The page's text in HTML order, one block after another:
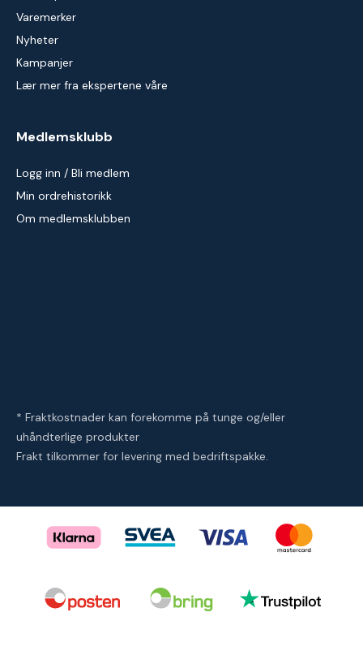
Varemerker
Nyheter
Kampanjer
Lær mer fra ekspertene våre
Medlemsklubb
Logg inn / Bli medlem
Min ordrehistorikk
Om medlemsklubben
* Fraktkostnader kan forekomme på tunge og/eller
uhåndterlige produkter
Frakt tilkommer for levering med bedriftspakke.